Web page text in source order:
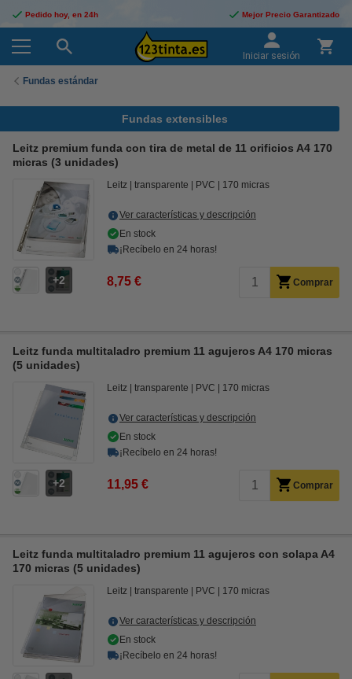
Pedido hoy, en 24h Mejor Precio Garantizado
Iniciar sesión
Fundas estándar
Fundas extensibles
Leitz premium funda con tira de metal de 11 orificios A4 170
micras (3 unidades)
2
Leitz transparente PVC 170 micras
Ver características y descripción
En stock
¡Recíbelo en 24 horas!
8,75 € Comprar
Leitz funda multitaladro premium 11 agujeros A4 170 micras
(5 unidades)
2
Leitz transparente PVC 170 micras
Ver características y descripción
En stock
¡Recíbelo en 24 horas!
11,95 € Comprar
Leitz funda multitaladro premium 11 agujeros con solapa A4
170 micras (5 unidades)
Leitz transparente PVC 170 micras
Ver características y descripción
En stock
¡Recíbelo en 24 horas!